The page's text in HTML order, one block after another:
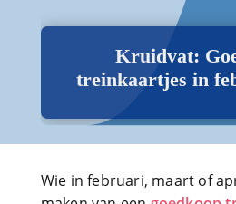
Kruidvat:
treinkaartjes in
Wie in februari, maart of